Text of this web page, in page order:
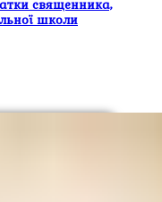
священника,
школи